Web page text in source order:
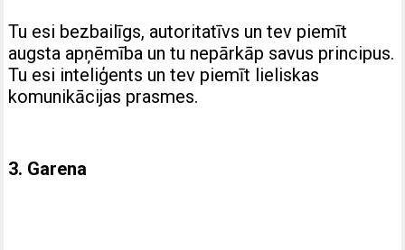
Tu esi bezbailīgs, autoritatīvs un tev piemīt
augsta apņēmība un tu nepārkāp savus principus.
Tu esi inteliģents un tev piemīt lieliskas
komunikācijas prasmes.
3. Garena